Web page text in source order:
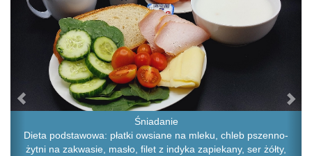
Śniadanie
Dieta podstawowa: płatki owsiane na mleku, chleb pszenno-
żytni na zakwasie, masło, filet z indyka zapiekany, ser żółty,